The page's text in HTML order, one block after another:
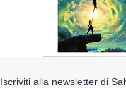
Iscriviti alla newsletter di